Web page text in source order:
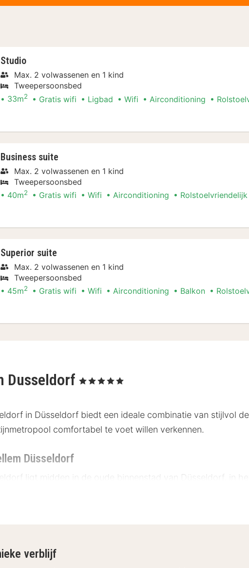
Studio
Max. 2 volwassenen en 1 kind
Tweepersoonsbed
33m2 Gratis wifi Ligbad Wifi Airconditioning
Business suite
Max. 2 volwassenen en 1 kind
Tweepersoonsbed
40m2 Gratis wifi Wifi Airconditioning Rolstoelvriendelijk
Superior suite
Max. 2 volwassenen en 1 kind
Tweepersoonsbed
45m2 Gratis wifi Wifi Airconditioning Balkon
Dusseldorf , 5 Sterren
in Düsseldorf biedt een ideale combinatie van stijlvol
comfortabel te voet willen verkennen.
Düsseldorf
ligt midden in de oude binnenstad van Düsseldorf, in
in de buurt:
(2,5 km)
(10 km)
verblijf